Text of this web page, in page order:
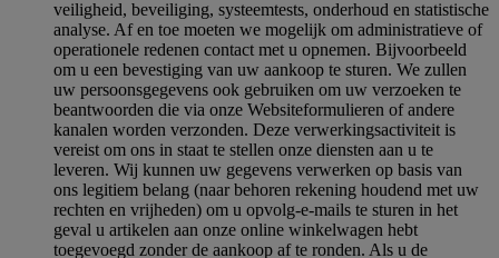
veiligheid, beveiliging, systeemtests, onderhoud en statistische
analyse. Af en toe moeten we mogelijk om administratieve of
operationele redenen contact met u opnemen. Bijvoorbeeld
om u een bevestiging van uw aankoop te sturen. We zullen
uw persoonsgegevens ook gebruiken om uw verzoeken te
beantwoorden die via onze Websiteformulieren of andere
kanalen worden verzonden. Deze verwerkingsactiviteit is
vereist om ons in staat te stellen onze diensten aan u te
leveren. Wij kunnen uw gegevens verwerken op basis van
ons legitiem belang (naar behoren rekening houdend met uw
rechten en vrijheden) om u opvolg-e-mails te sturen in het
geval u artikelen aan onze online winkelwagen hebt
toegevoegd zonder de aankoop af te ronden. Als u de